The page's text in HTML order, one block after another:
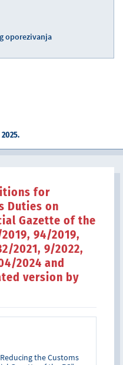
oporezivanja
for
Duties on
Gazette of the
94/2019,
2021, 9/2022,
2024 and
version by
the Customs